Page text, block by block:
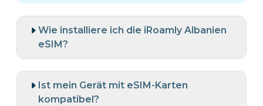
Wie installiere ich die iRoamly Albanien
eSIM?
Ist mein Gerät mit eSIM-Karten
kompatibel?